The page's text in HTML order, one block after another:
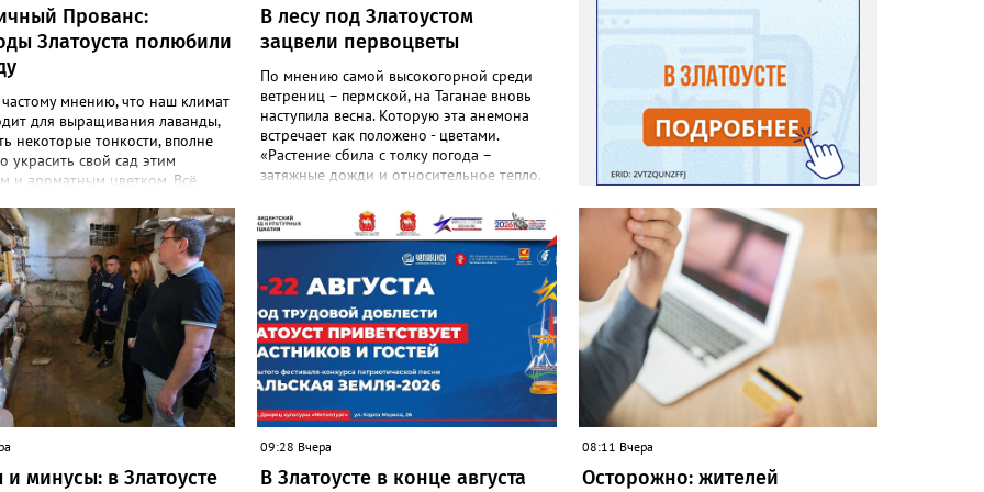
Прованс:
Златоуста полюбили
мнению, что наш климат
для выращивания лаванды,
некоторые тонкости, вполне
украсить свой сад этим
и ароматным цветком. Всё
лаванду за её особую эстетику
запах. «Златоуст.инфо» узнал
опыте местных дачниц. «Я
лаванду нежно-сиреневого
цвета из семян (на фото), -
«Златоуст.инфо» хозяйка
дома Екатерина Бойко. –
вдоль забора, потому что
цветок не любит. Вот уже
растет и радует меня. Соседи
аромат и до них
– получаются букеты и саше
Лаванда широко
В лесу под Златоустом
зацвели первоцветы
По мнению самой высокогорной среди
ветрениц – пермской, на Таганае вновь
наступила весна. Которую эта анемона
встречает как положено - цветами.
«Растение сбила с толку погода –
затяжные дожди и относительное тепло.
на этот стресс», - объяснили в
национальном парке. Там также
добавили: хотя нежные белые цветы и
украшают по-летнему зелёный лес, самой
ветренице такой «рецидив» пользы не
приносит, а наоборот, забирает силы
перед долгой зимовкой.
минусы: в Златоусте
09:28 Вчера
В Златоусте в конце августа
08:11 Вчера
Осторожно: жителей